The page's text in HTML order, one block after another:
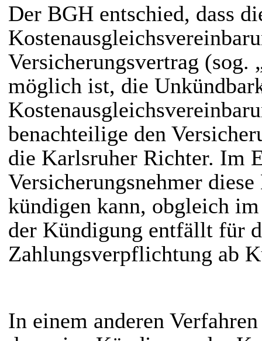
Der BGH entschied, dass
Versicherungsvertrag (sog.
möglich ist, die
benachteilige den
die Karlsruher Richter. Im
Versicherungsnehmer
kündigen kann, obgleich
der Kündigung entfällt für
Zahlungsverpflichtung ab
In einem anderen